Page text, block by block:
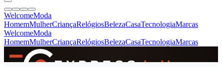
WelcomeModa
HomemMulherCriançaRelógiosBelezaCasaTecnologiaMarcas
WelcomeModa
HomemMulherCriançaRelógiosBelezaCasaTecnologiaMarcas